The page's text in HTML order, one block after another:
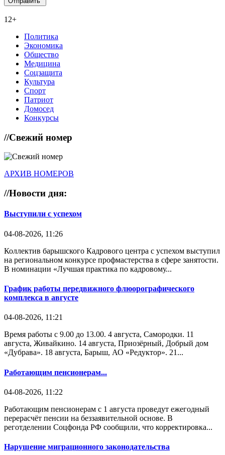
12+
Политика
Экономика
Общество
Медицина
Соцзащита
Культура
Спорт
Патриот
Домосед
Конкурсы
//Свежий номер
АРХИВ НОМЕРОВ
//Новости дня:
Выступили с успехом
04-08-2026, 11:26
Коллектив барышского Кадрового центра с успехом выступил
на региональном конкурсе профмастерства в сфере занятости.
В номинации «Лучшая практика по кадровому...
График работы передвижного флюорографического
комплекса в августе
04-08-2026, 11:21
Время работы с 9.00 до 13.00. 4 августа, Самородки. 11
августа, Живайкино. 14 августа, Приозёрный, Добрый дом
«Дубрава». 18 августа, Барыш, АО «Редуктор». 21...
Работающим пенсионерам...
04-08-2026, 11:22
Работающим пенсионерам с 1 августа проведут ежегодный
перерасчёт пенсии на беззаявительной основе. В
реготделении Соцфонда РФ сообщили, что корректировка...
Нарушение миграционного законодательства